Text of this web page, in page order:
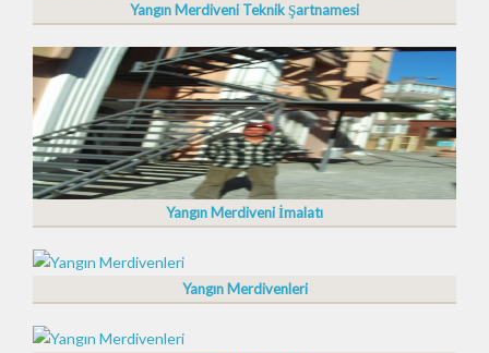
Yangın Merdiveni Teknik Şartnamesi
Yangın Merdiveni İmalatı
Yangın Merdivenleri